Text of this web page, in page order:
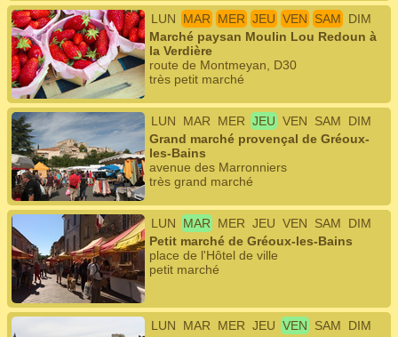
LUN MAR MER JEU VEN SAM
DIM
Marché paysan Moulin Lou Redoun à
la Verdière
route de Montmeyan, D30
très petit marché
LUN MAR MER JEU VEN SAM
DIM
Grand marché provençal de Gréoux-
les-Bains
avenue des Marronniers
très grand marché
LUN MAR MER JEU VEN SAM
DIM
Petit marché de Gréoux-les-Bains
place de l'Hôtel de ville
petit marché
LUN MAR MER JEU VEN SAM
DIM